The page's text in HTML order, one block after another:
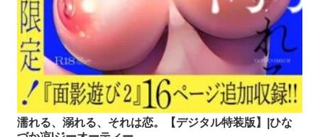
濡れる、溺れる、それは恋。【デジタル特装版】|ひな